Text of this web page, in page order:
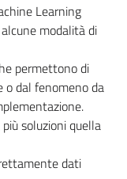
Learning
modalità di
permettono di
o dal fenomeno da
soluzioni quella
dati